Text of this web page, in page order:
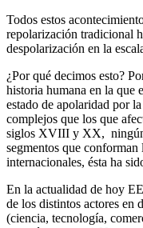
Todos estos
repolarización tradicional
despolarización en la
¿Por qué decimos esto?
historia humana en la que
estado de apolaridad por
complejos que los que
siglos XVIII y XX, ningún
segmentos que conforman
internacionales, ésta ha
En la actualidad de hoy
de los distintos actores en
(ciencia, tecnología,